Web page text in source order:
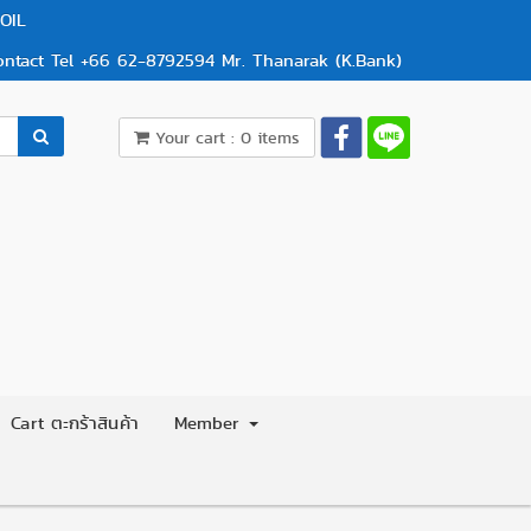
Tel +66 62-8792594 Mr. Thanarak (K.Bank)
Your cart : 0 items
Cart ตะกร้าสินค้า Member